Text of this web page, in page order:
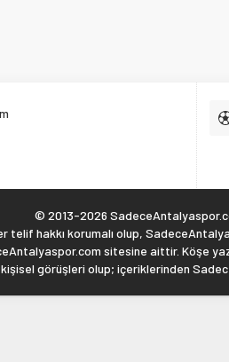
© 2013-2026
telif hakkı korumalı olup,
sitesine aittir. Köşe
kişisel görüşleri olup; içeriklerinden